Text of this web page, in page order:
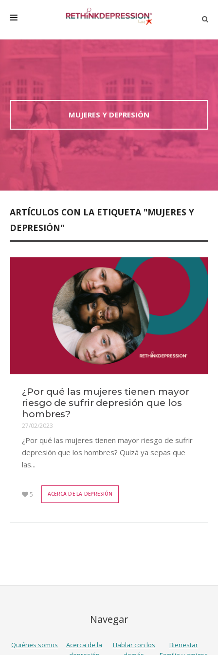
HABLAR CON LOS DEMÁS
BIENESTAR
FAMILIA Y AMIGOS
EMPRESA
DEPRESSÃO SEM RODEIOS
MUJERES Y DEPRESIÓN
ARTÍCULOS CON LA ETIQUETA "MUJERES Y
DEPRESIÓN"
¿Por qué las mujeres tienen mayor
riesgo de sufrir depresión que los
hombres?
27/02/2023
¿Por qué las mujeres tienen mayor riesgo de sufrir
depresión que los hombres? Quizá ya sepas que
las...
5 ACERCA DE LA DEPRESIÓN
Navegar
Quiénes somos
Acerca de la
Hablar con los
Bienestar